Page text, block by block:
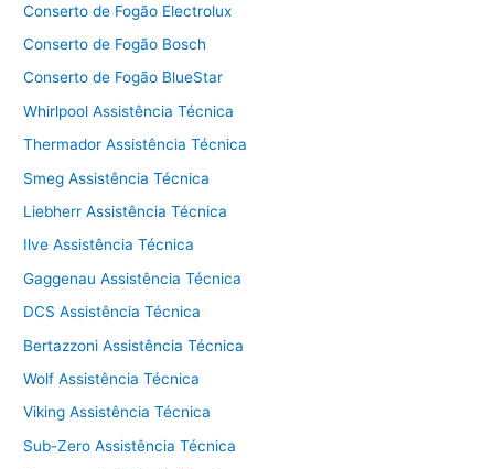
Conserto de Fogão Electrolux
Conserto de Fogão Bosch
Conserto de Fogão BlueStar
Whirlpool Assistência Técnica
Thermador Assistência Técnica
Smeg Assistência Técnica
Liebherr Assistência Técnica
Ilve Assistência Técnica
Gaggenau Assistência Técnica
DCS Assistência Técnica
Bertazzoni Assistência Técnica
Wolf Assistência Técnica
Viking Assistência Técnica
Sub-Zero Assistência Técnica